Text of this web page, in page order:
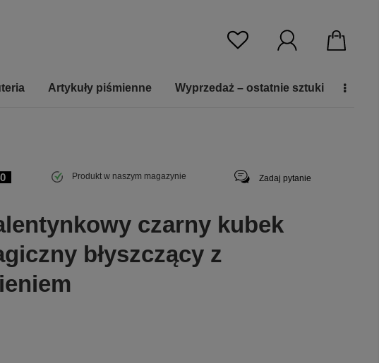
Artykuły piśmienne Wyprzedaż – ostatnie sztuki
Produkt w naszym magazynie Zadaj pytanie
czarny kubek
błyszczący z